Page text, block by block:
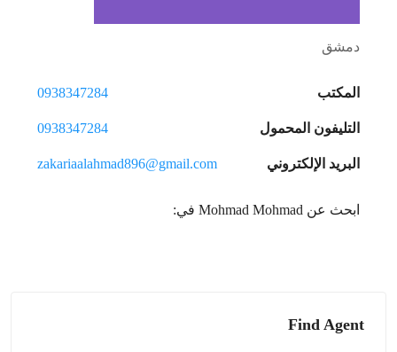
دمشق
المكتب 0938347284
التليفون المحمول 0938347284
البريد الإلكتروني zakariaalahmad896@gmail.com
ابحث عن Mohmad Mohmad في:
Find Agent